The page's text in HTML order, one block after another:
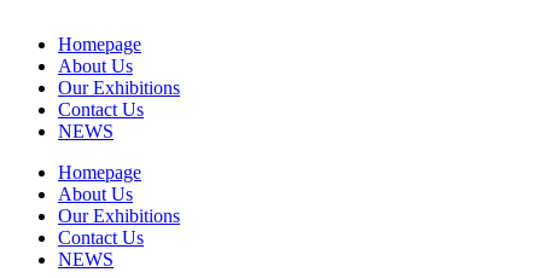
Homepage
About Us
Our Exhibitions
Contact Us
NEWS
Homepage
About Us
Our Exhibitions
Contact Us
NEWS